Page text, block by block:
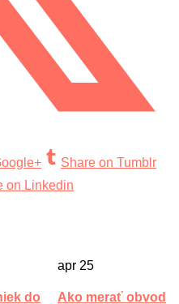
Share on Tumblr
on Linkedin
do
apr 25
Ako merať obvod